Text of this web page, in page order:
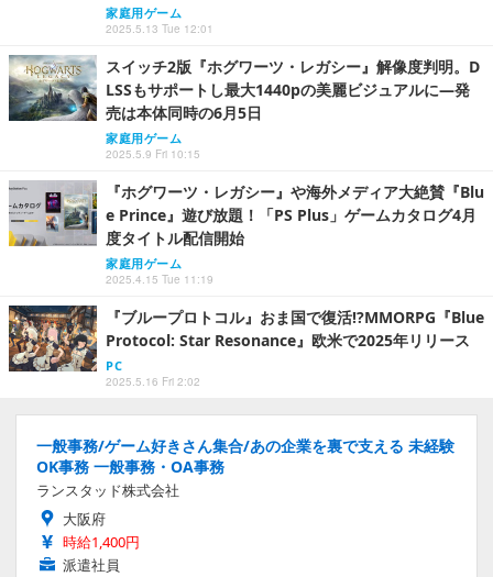
家庭用ゲーム
2025.5.13 Tue 12:01
スイッチ2版『ホグワーツ・レガシー』解像度判明。D
LSSもサポートし最大1440pの美麗ビジュアルに―発
売は本体同時の6月5日
家庭用ゲーム
2025.5.9 Fri 10:15
『ホグワーツ・レガシー』や海外メディア大絶賛『Blu
e Prince』遊び放題！「PS Plus」ゲームカタログ4月
度タイトル配信開始
家庭用ゲーム
2025.4.15 Tue 11:19
『ブループロトコル』おま国で復活!?MMORPG『Blue
Protocol: Star Resonance』欧米で2025年リリース
PC
2025.5.16 Fri 2:02
一般事務/ゲーム好きさん集合/あの企業を裏で支える 未経験
OK事務 一般事務・OA事務
ランスタッド株式会社
大阪府
時給1,400円
派遣社員